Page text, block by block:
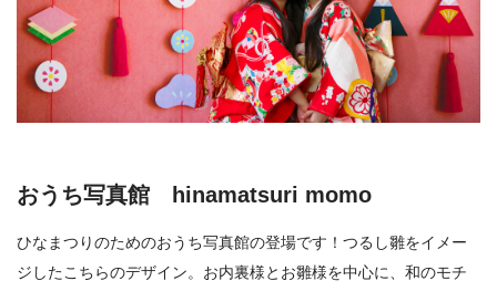
おうち写真館 hinamatsuri momo
ひなまつりのためのおうち写真館の登場です！つるし雛をイメー
ジしたこちらのデザイン。お内裏様とお雛様を中心に、和のモチ